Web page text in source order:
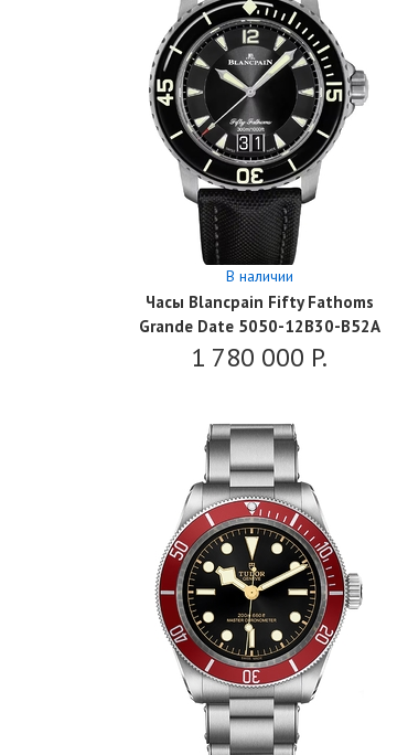
В наличии
Часы Blancpain Fifty Fathoms
Grande Date 5050-12B30-B52A
1 780 000 P.